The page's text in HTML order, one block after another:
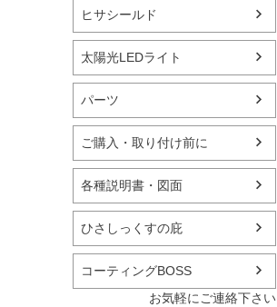
ヒサシールド
太陽光LEDライト
パーツ
ご購入・取り付け前に
各種説明書・図面
ひさしっくすの庇
コーティングBOSS
お気軽にご連絡下さい